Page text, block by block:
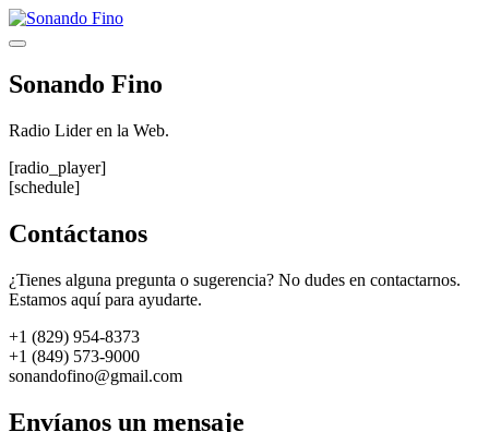
Saltar
al
Menú
Sonando Fino
Radio Lider en la Web.
[radio_player]
[schedule]
Contáctanos
¿Tienes alguna pregunta o sugerencia? No dudes en contactarnos.
Estamos aquí para ayudarte.
+1 (829) 954-8373
+1 (849) 573-9000
sonandofino@gmail.com
Envíanos un mensaje